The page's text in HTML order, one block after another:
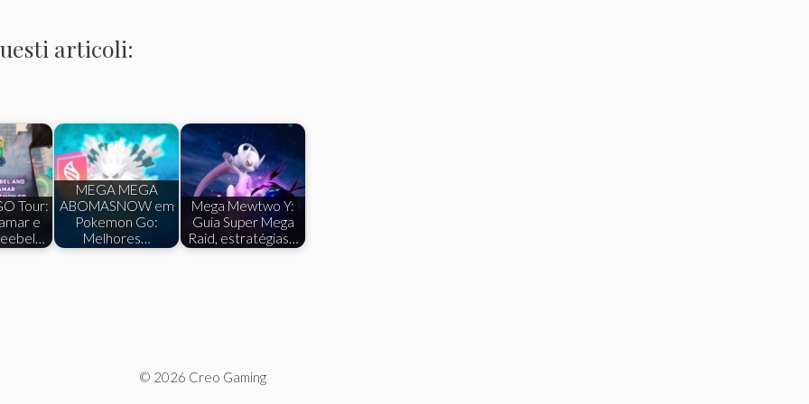
articoli:
Tour:
e
MEGA MEGA
ABOMASNOW em
Pokemon Go:
Melhores…
Mega Mewtwo Y:
Guia Super Mega
Raid, estratégias…
© 2026 Creo Gaming